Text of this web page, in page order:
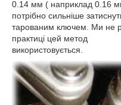
0.14 мм ( наприклад 0.16
потрібно сильніше
тарованим ключем. Ми не
практиці цей метод
використовується.